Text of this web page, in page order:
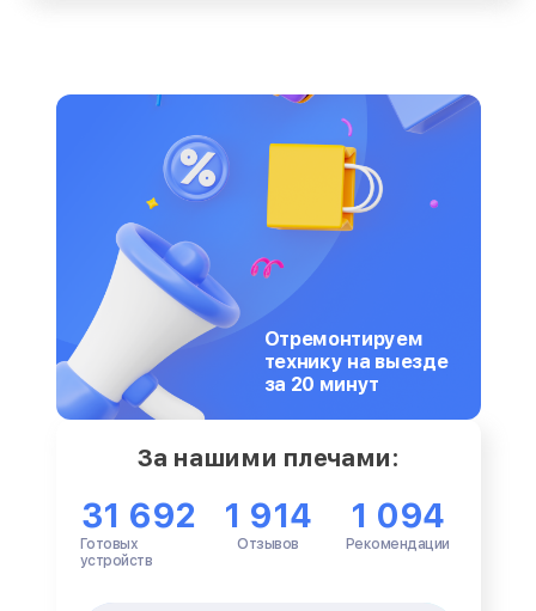
Отремонтируем
технику на выезде
за 20 минут
За нашими плечами:
31 692
Готовых
устройств
1 914
Отзывов
1 094
Рекомендации